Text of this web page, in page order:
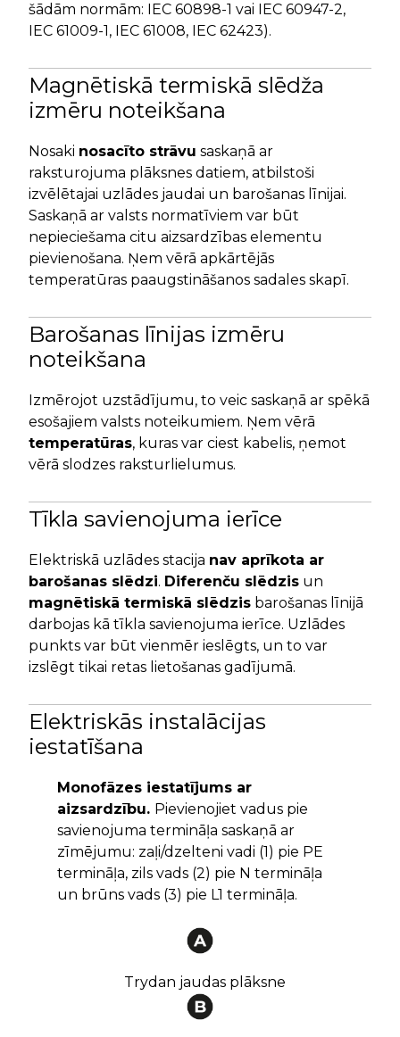
šādām normām: IEC 60898-1 vai IEC 60947-2,
IEC 61009-1, IEC 61008, IEC 62423).
Magnētiskā termiskā slēdža
izmēru noteikšana
Nosaki nosacīto strāvu saskaņā ar
raksturojuma plāksnes datiem, atbilstoši
izvēlētajai uzlādes jaudai un barošanas līnijai.
Saskaņā ar valsts normatīviem var būt
nepieciešama citu aizsardzības elementu
pievienošana. Ņem vērā apkārtējās
temperatūras paaugstināšanos sadales skapī.
Barošanas līnijas izmēru
noteikšana
Izmērojot uzstādījumu, to veic saskaņā ar spēkā
esošajiem valsts noteikumiem. Ņem vērā
temperatūras, kuras var ciest kabelis, ņemot
vērā slodzes raksturlielumus.
Tīkla savienojuma ierīce
Elektriskā uzlādes stacija nav aprīkota ar
barošanas slēdzi. Diferenču slēdzis un
magnētiskā termiskā slēdzis barošanas līnijā
darbojas kā tīkla savienojuma ierīce. Uzlādes
punkts var būt vienmēr ieslēgts, un to var
izslēgt tikai retas lietošanas gadījumā.
Elektriskās instalācijas
iestatīšana
Monofāzes iestatījums ar
aizsardzību. Pievienojiet vadus pie
savienojuma termināļa saskaņā ar
zīmējumu: zaļi/dzelteni vadi (1) pie PE
termināļa, zils vads (2) pie N termināļa
un brūns vads (3) pie L1 termināļa.
Trydan jaudas plāksne